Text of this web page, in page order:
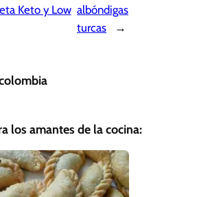
Keto y Low albóndigas
turcas
→
los amantes de la cocina: